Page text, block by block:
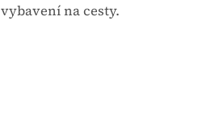
vybavení na cesty.